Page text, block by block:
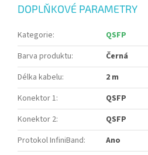
DOPLŇKOVÉ PARAMETRY
Kategorie:
QSFP
Barva produktu:
Černá
Délka kabelu:
2 m
Konektor 1:
QSFP
Konektor 2:
QSFP
Protokol InfiniBand:
Ano